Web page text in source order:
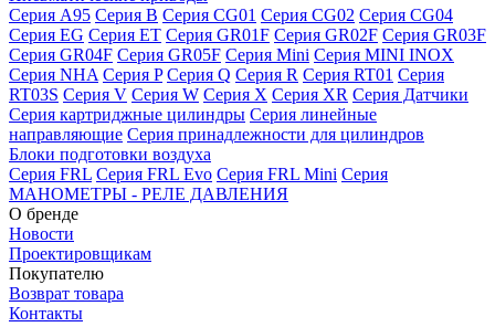
Серия A95 Серия B Серия CG01 Серия CG02 Серия CG04
Серия EG Серия ET Серия GR01F Серия GR02F Серия GR03F
Серия GR04F Серия GR05F Серия Mini Серия MINI INOX
Серия NHA Серия P Серия Q Серия R Серия RT01 Серия
RT03S Серия V Серия W Серия X Серия XR Серия Датчики
Серия картриджные цилиндры Серия линейные
направляющие Серия принадлежности для цилиндров
Блоки подготовки воздуха
Серия FRL Серия FRL Evo Серия FRL Mini Серия
МАНОМЕТРЫ - РЕЛЕ ДАВЛЕНИЯ
О бренде
Новости
Проектировщикам
Покупателю
Возврат товара
Контакты